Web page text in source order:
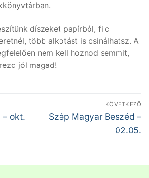
díszeket papírból, filc
több alkotást is csinálhatsz. A
nem kell hoznod semmit,
jól magad!
– okt.
KÖVETKEZŐ
Következő
Szép Magyar Beszéd –
02.05.